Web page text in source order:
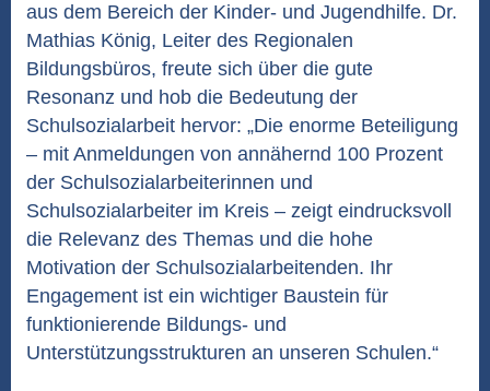
aus dem Bereich der Kinder- und Jugendhilfe. Dr.
Mathias König, Leiter des Regionalen
Bildungsbüros, freute sich über die gute
Resonanz und hob die Bedeutung der
Schulsozialarbeit hervor: „Die enorme Beteiligung
– mit Anmeldungen von annähernd 100 Prozent
der Schulsozialarbeiterinnen und
Schulsozialarbeiter im Kreis – zeigt eindrucksvoll
die Relevanz des Themas und die hohe
Motivation der Schulsozialarbeitenden. Ihr
Engagement ist ein wichtiger Baustein für
funktionierende Bildungs- und
Unterstützungsstrukturen an unseren Schulen.“